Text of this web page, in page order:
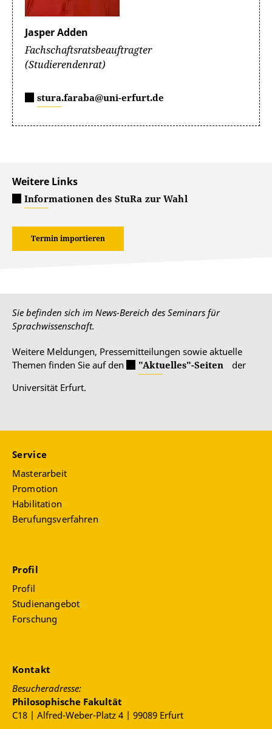
Jasper Adden
Fachschaftsratsbeauftragter
(Studierendenrat)
stura.faraba@uni-erfurt.de
Weitere Links
Informationen des StuRa zur Wahl
Termin importieren
Sie befinden sich im News-Bereich des Seminars für
Sprachwissenschaft.
Weitere Meldungen, Pressemitteilungen sowie aktuelle
Themen finden Sie auf den
"Aktuelles"-Seiten
der
Universität Erfurt.
Service
Masterarbeit
Promotion
Habilitation
Berufungsverfahren
Profil
Profil
Studienangebot
Forschung
Kontakt
Besucheradresse:
Philosophische Fakultät
C18 | Alfred-Weber-Platz 4 | 99089 Erfurt